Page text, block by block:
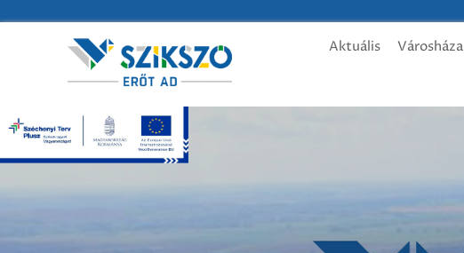
Aktuális Városháza